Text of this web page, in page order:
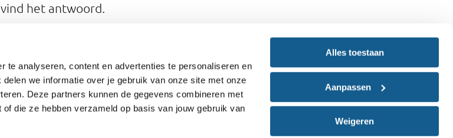
te analyseren, content en advertenties te personaliseren en
we informatie over je gebruik van onze site met onze
Deze partners kunnen de gegevens combineren met
die ze hebben verzameld op basis van jouw gebruik van
Alles toestaan
Aanpassen
Weigeren
het antwoord.